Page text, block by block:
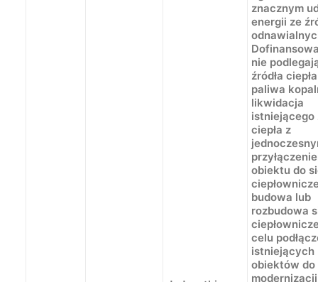
znacznym
energii ze
nie
źródła
paliwa
likwidacja
istniejącego
ciepła z
obiektu do
budowa lub
rozbudowa
celu
istniejących
obiektów